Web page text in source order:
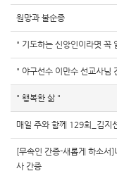
원망과 불순종
" 기도
" 야구선수 이만수 선교사님
" 행복한 삶 "
매일 주와 함께 129회_김지
[무속인 간증-새롭게 하소서
사 간증